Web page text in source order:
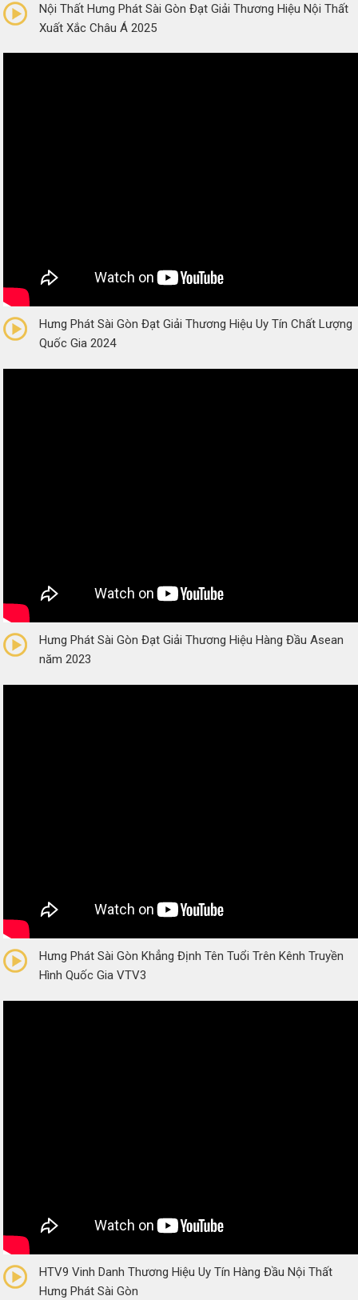
Nội Thất Hưng Phát Sài Gòn Đạt Giải Thương Hiệu Nội Thất
Xuất Xắc Châu Á 2025
(0 Reviews)
Hưng Phát Sài Gòn Đạt Giải Thương Hiệu Uy Tín Chất Lượng
Quốc Gia 2024
(0 Reviews)
Hưng Phát Sài Gòn Đạt Giải Thương Hiệu Hàng Đầu Asean
năm 2023
(0 Reviews)
Hưng Phát Sài Gòn Khẳng Định Tên Tuổi Trên Kênh Truyền
Hình Quốc Gia VTV3
(0 Reviews)
HTV9 Vinh Danh Thương Hiệu Uy Tín Hàng Đầu Nội Thất
Hưng Phát Sài Gòn